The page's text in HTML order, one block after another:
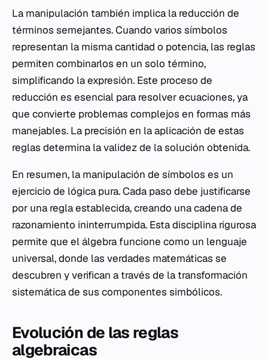
La manipulación también implica la reducción de
términos semejantes. Cuando varios símbolos
representan la misma cantidad o potencia, las reglas
permiten combinarlos en un solo término,
simplificando la expresión. Este proceso de
reducción es esencial para resolver ecuaciones, ya
que convierte problemas complejos en formas más
manejables. La precisión en la aplicación de estas
reglas determina la validez de la solución obtenida.
En resumen, la manipulación de símbolos es un
ejercicio de lógica pura. Cada paso debe justificarse
por una regla establecida, creando una cadena de
razonamiento ininterrumpida. Esta disciplina rigurosa
permite que el álgebra funcione como un lenguaje
universal, donde las verdades matemáticas se
descubren y verifican a través de la transformación
sistemática de sus componentes simbólicos.
Evolución de las reglas
algebraicas